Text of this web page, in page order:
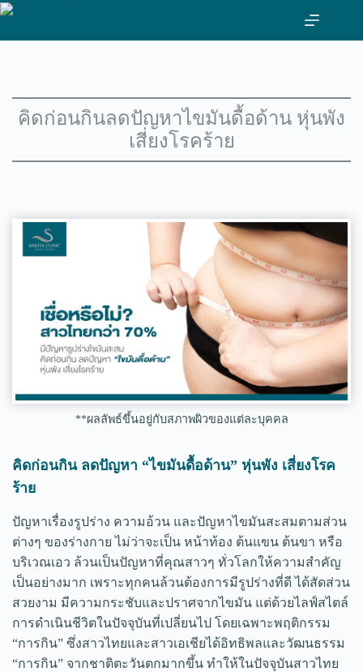
ข้าม
คิดก่อนกินลดปัญหาไขมันดื้อด้าน หุ่นพัง
เสี่ยงโรคร้าย
**ผลลัพธ์ขึ้นอยู่กับสภาพผิวของแต่ละบุคคล
คิดก่อนกิน ลดปัญหา “ไขมันดื้อด้าน” หุ่นพัง เสี่ยงโรค
ร้าย
ปัญหาเรื่องรูปร่าง ความอ้วน และปัญหาไขมันสะสมตามส่วน
ต่างๆ ของร่างกาย ไม่ว่าจะเป็น หน้าท้อง ต้นแขน ต้นขา หรือ
บริเวณเอว ล้วนเป็นปัญหาที่คุณสาวๆ ทั่วโลกให้ความสำคัญ
เป็นอย่างมาก เพราะทุกคนล้วนต้องการมีรูปร่างที่ดี ได้สัดส่วน
สวยงาม มีความกระชับและปราศจากไขมัน แต่ด้วยไลฟ์สไตล์
การดำเนินชีวิตในปัจจุบันที่เปลี่ยนไป โดยเฉพาะพฤติกรรม
“การกิน” ซึ่งสาวไทยและสาวเอเชียได้อิทธิพลและวัฒนธรรม
“การกิน” จากชาติตะวันตกมากขึ้น ทำให้ในปัจจุบันสาวไทย